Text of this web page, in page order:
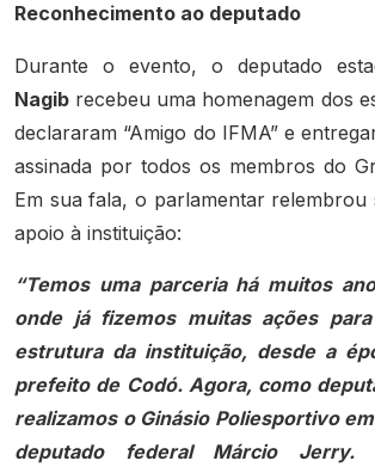
Reconhecimento ao deputado
Durante o evento, o deputado
Nagib recebeu uma homenagem dos
declararam “Amigo do IFMA” e
assinada por todos os membros do
Em sua fala, o parlamentar relembrou
apoio à instituição:
“Temos uma parceria há muitos
onde já fizemos muitas ações
estrutura da instituição, desde a
prefeito de Codó. Agora, como
realizamos o Ginásio Poliesportivo
deputado federal Márcio Jerry.